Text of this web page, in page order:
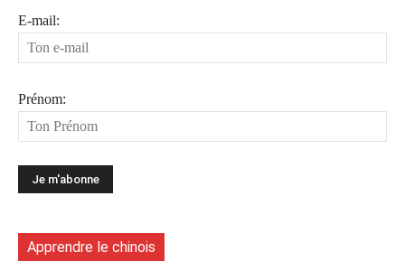
E-mail:
Prénom:
Apprendre le chinois